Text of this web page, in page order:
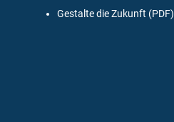
Gestalte die Zukunft (PDF)